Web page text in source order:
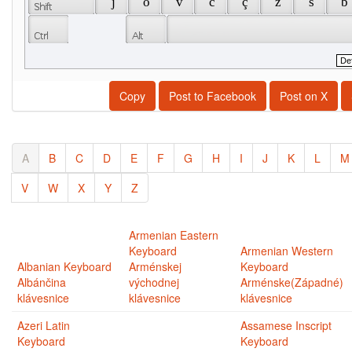
Copy Post to Facebook Post on X
A B C D E F G H I J K L
M
V
W X Y Z
Albanian Keyboard
Albánčina
klávesnice
Armenian Eastern
Keyboard
Arménskej
východnej
klávesnice
Armenian Western
Keyboard
Arménske(Západné)
klávesnice
Azeri Latin
Keyboard
Assamese Inscript
Keyboard